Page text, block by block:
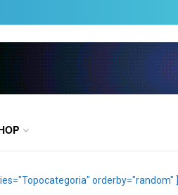
orderby="random" ]